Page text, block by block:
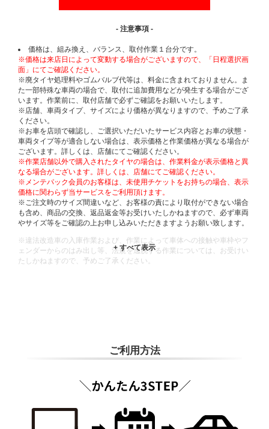
- 注意事項 -
価格は、組み換え、バランス、取付作業１台分です。
※価格は来店日によって変動する場合がございますので、「日程選択画
面」にてご確認ください。
※廃タイヤ処理料やゴムバルブ代等は、料金に含まれておりません。ま
た一部特殊な車両の場合で、取付に追加費用などが発生する場合がござ
います。作業前に、取付店舗で必ずご確認をお願いいたします。
※店舗、車両タイプ、サイズにより価格が異なりますので、予めご了承
ください。
※お車を店頭で確認し、ご選択いただいたサービス内容とお車の状態・
車両タイプ等が適合しない場合は、表示価格と作業価格が異なる場合が
ございます。詳しくは、店舗にてご確認ください。
※作業店舗以外で購入されたタイヤの場合は、作業料金が表示価格と異
なる場合がございます。詳しくは、店舗にてご確認ください。
※メンテパック会員のお客様は、未使用チケットをお持ちの場合、表示
価格に関わらず当サービスをご利用頂けます。
※ご注文時のサイズ間違いなど、お客様の責により取付ができない場合
も含め、商品の交換、返品返金等お受けいたしかねますので、必ず車両
やサイズ等をご確認の上お申し込みいただきますようお願い致します。
※違法改造車の入庫作業および、作業によって車体への接触や車枠やフ
ェンダーからのはみ出し等、法規を逸脱する作業については、お受けい
たしかねますので、予めご了承ください。
ご利用方法